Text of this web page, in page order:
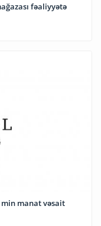
fəaliyyətə
min manat vəsait